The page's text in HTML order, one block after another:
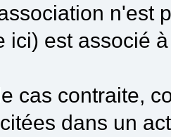
n'est
ici) est associé
cas contraite,
dans un